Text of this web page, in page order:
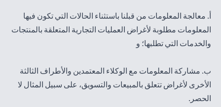
أ. معالجة المعلومات من قبلنا باستثناء الحالات التي تكون فيها
المعلومات مطلوبة لأغراض العمليات التجارية المتعلقة بالمنتجات
والخدمات التي تطلبها؛ و
ب. مشاركة المعلومات مع الوكلاء المعتمدين والأطراف الثالثة
الأخرى لأغراض تتعلق بالمبيعات والتسويق، على سبيل المثال لا
الحصر.